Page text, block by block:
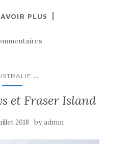
PLUS
...
et Fraser Island
2018 byadmin